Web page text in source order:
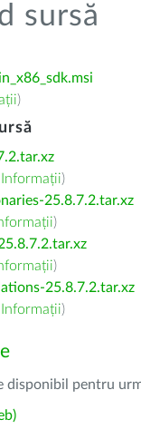
sursă
)
Informații)
25.8.7.2.tar.xz
)
)
25.8.7.2.tar.xz
Informații)
disponibil pentru